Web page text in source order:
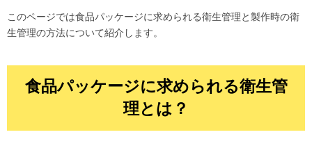
このページでは食品パッケージに求められる衛生管理と製作時の衛
生管理の方法について紹介します。
食品パッケージに求められる衛生管
理とは？